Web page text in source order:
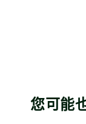
您可能